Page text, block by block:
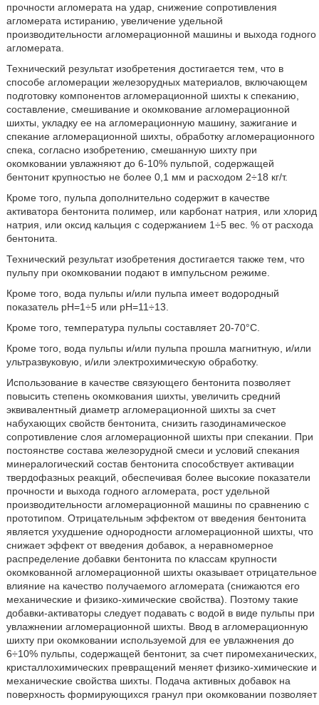
прочности агломерата на удар, снижение сопротивления
агломерата истиранию, увеличение удельной
производительности агломерационной машины и выхода годного
агломерата.
Технический результат изобретения достигается тем, что в
способе агломерации железорудных материалов, включающем
подготовку компонентов агломерационной шихты к спеканию,
составление, смешивание и окомкование агломерационной
шихты, укладку ее на агломерационную машину, зажигание и
спекание агломерационной шихты, обработку агломерационного
спека, согласно изобретению, смешанную шихту при
окомковании увлажняют до 6-10% пульпой, содержащей
бентонит крупностью не более 0,1 мм и расходом 2÷18 кг/т.
Кроме того, пульпа дополнительно содержит в качестве
активатора бентонита полимер, или карбонат натрия, или хлорид
натрия, или оксид кальция с содержанием 1÷5 вес. % от расхода
бентонита.
Технический результат изобретения достигается также тем, что
пульпу при окомковании подают в импульсном режиме.
Кроме того, вода пульпы и/или пульпа имеет водородный
показатель pH=1÷5 или pH=11÷13.
Кроме того, температура пульпы составляет 20-70°C.
Кроме того, вода пульпы и/или пульпа прошла магнитную, и/или
ультразвуковую, и/или электрохимическую обработку.
Использование в качестве связующего бентонита позволяет
повысить степень окомкования шихты, увеличить средний
эквивалентный диаметр агломерационной шихты за счет
набухающих свойств бентонита, снизить газодинамическое
сопротивление слоя агломерационной шихты при спекании. При
постоянстве состава железорудной смеси и условий спекания
минералогический состав бентонита способствует активации
твердофазных реакций, обеспечивая более высокие показатели
прочности и выхода годного агломерата, рост удельной
производительности агломерационной машины по сравнению с
прототипом. Отрицательным эффектом от введения бентонита
является ухудшение однородности агломерационной шихты, что
снижает эффект от введения добавок, а неравномерное
распределение добавки бентонита по классам крупности
окомкованной агломерационной шихты оказывает отрицательное
влияние на качество получаемого агломерата (снижаются его
механические и физико-химические свойства). Поэтому такие
добавки-активаторы следует подавать с водой в виде пульпы при
увлажнении агломерационной шихты. Ввод в агломерационную
шихту при окомковании используемой для ее увлажнения до
6÷10% пульпы, содержащей бентонит, за счет пиромеханических,
кристаллохимических превращений меняет физико-химические и
механические свойства шихты. Подача активных добавок на
поверхность формирующихся гранул при окомковании позволяет